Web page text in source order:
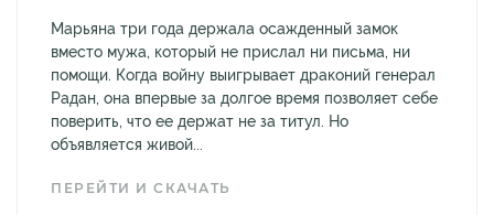
Марьяна три года держала осажденный замок
вместо мужа, который не прислал ни письма, ни
помощи. Когда войну выигрывает драконий генерал
Радан, она впервые за долгое время позволяет себе
поверить, что ее держат не за титул. Но
объявляется живой...
ПЕРЕЙТИ И СКАЧАТЬ